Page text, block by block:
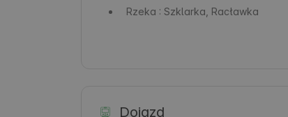
Rzeka : Szklarka, Racławka
Dojazd